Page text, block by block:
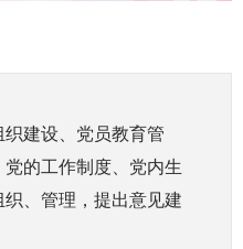
建设、党员教育管
的工作制度、党内生
、管理，提出意见建